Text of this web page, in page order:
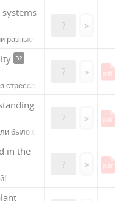
разные подходы!
? »
B2
? »
было больно?
? »
in the
? »